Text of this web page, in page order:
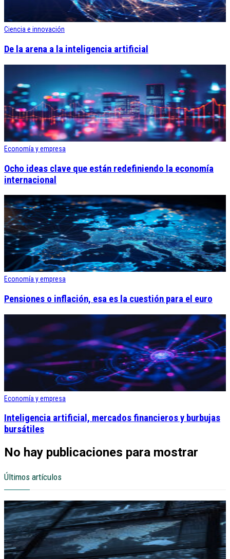
Ciencia e innovación
De la arena a la inteligencia artificial
Economía y empresa
Ocho ideas clave que están redefiniendo la economía
internacional
Economía y empresa
Pensiones o inflación, esa es la cuestión para el euro
Economía y empresa
Inteligencia artificial, mercados financieros y burbujas
bursátiles
No hay publicaciones para mostrar
Últimos artículos